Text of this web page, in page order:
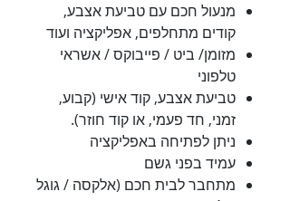
מנעול חכם עם טביעת אצבע,
קודים מתחלפים, אפליקציה ועוד
מזומן/ ביט / פייבוקס / אשראי
טלפוני
טביעת אצבע, קוד אישי (קבוע,
זמני, חד פעמי, או קוד חוזר).
ניתן לפתיחה באפליקציה
עמיד בפני גשם
מתחבר לבית חכם (אלקסה / גוגל